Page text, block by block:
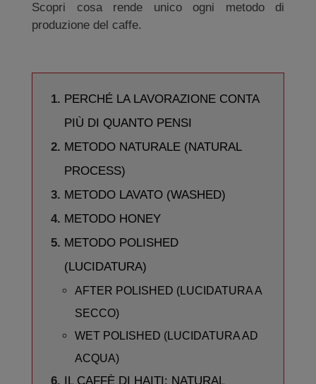
Scopri cosa rende unico ogni metodo di
produzione del caffe.
PERCHÉ LA LAVORAZIONE CONTA
PIÙ DI QUANTO PENSI
METODO NATURALE (NATURAL
PROCESS)
METODO LAVATO (WASHED)
METODO HONEY
METODO POLISHED
(LUCIDATURA)
AFTER POLISHED (LUCIDATURA A
SECCO)
WET POLISHED (LUCIDATURA AD
ACQUA)
IL CAFFÈ DI HAITI: NATURAL